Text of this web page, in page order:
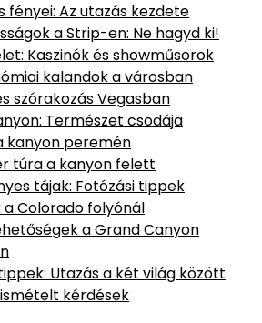
fényei: Az utazás kezdete
a Strip-en: Ne hagyd ki!
Kaszinók és showműsorok
kalandok a városban
szórakozás Vegasban
Természet csodája
kanyon peremén
túra a kanyon felett
tájak: Fotózási tippek
a Colorado folyónál
a Grand Canyon
Utazás a két világ között
kérdések